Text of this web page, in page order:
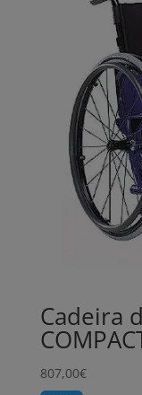
Cadeira
807,00€